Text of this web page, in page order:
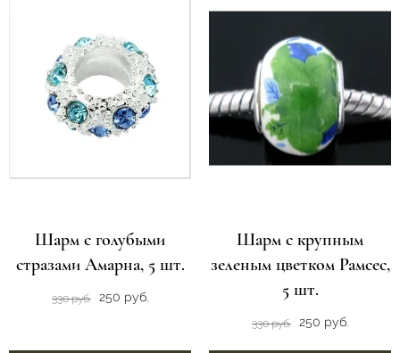
Шарм с голубыми
стразами Амарна, 5 шт.
330 руб. 250 руб.
Шарм с крупным
зеленым цветком Рамсес,
5 шт.
330 руб. 250 руб.